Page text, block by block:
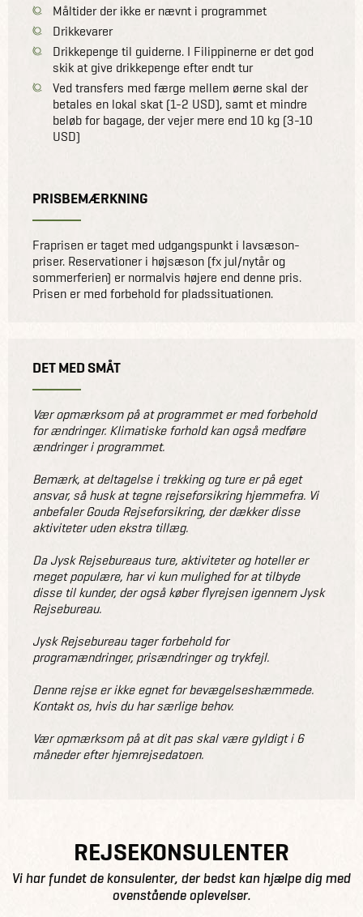
Måltider der ikke er nævnt i programmet
Drikkevarer
Drikkepenge til guiderne. I Filippinerne er det god
skik at give drikkepenge efter endt tur
Ved transfers med færge mellem øerne skal der
betales en lokal skat (1-2 USD), samt et mindre
beløb for bagage, der vejer mere end 10 kg (3-10
USD)
PRISBEMÆRKNING
Fraprisen er taget med udgangspunkt i lavsæson-
priser. Reservationer i højsæson (fx jul/nytår og
sommerferien) er normalvis højere end denne pris.
Prisen er med forbehold for pladssituationen.
DET MED SMÅT
Vær opmærksom på at programmet er med forbehold
for ændringer. Klimatiske forhold kan også medføre
ændringer i programmet.
Bemærk, at deltagelse i trekking og ture er på eget
ansvar, så husk at tegne rejseforsikring hjemmefra. Vi
anbefaler Gouda Rejseforsikring, der dækker disse
aktiviteter uden ekstra tillæg.
Da Jysk Rejsebureaus ture, aktiviteter og hoteller er
meget populære, har vi kun mulighed for at tilbyde
disse til kunder, der også køber flyrejsen igennem Jysk
Rejsebureau.
Jysk Rejsebureau tager forbehold for
programændringer, prisændringer og trykfejl.
Denne rejse er ikke egnet for bevægelseshæmmede.
Kontakt os, hvis du har særlige behov.
Vær opmærksom på at dit pas skal være gyldigt i 6
måneder efter hjemrejsedatoen.
REJSEKONSULENTER
Vi har fundet de konsulenter, der bedst kan hjælpe dig med
ovenstående oplevelser.